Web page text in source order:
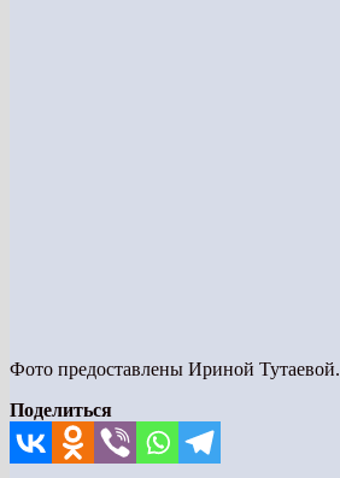
Фото предоставлены Ириной Тутаевой.
Поделиться